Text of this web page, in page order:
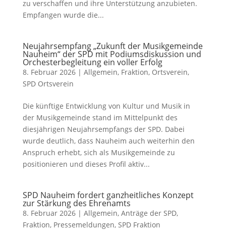
zu verschaffen und ihre Unterstützung anzubieten.
Empfangen wurde die...
Neujahrsempfang „Zukunft der Musikgemeinde
Nauheim“ der SPD mit Podiumsdiskussion und
Orchesterbegleitung ein voller Erfolg
8. Februar 2026| Allgemein, Fraktion, Ortsverein,
SPD Ortsverein
Die künftige Entwicklung von Kultur und Musik in
der Musikgemeinde stand im Mittelpunkt des
diesjährigen Neujahrsempfangs der SPD. Dabei
wurde deutlich, dass Nauheim auch weiterhin den
Anspruch erhebt, sich als Musikgemeinde zu
positionieren und dieses Profil aktiv...
SPD Nauheim fordert ganzheitliches Konzept
zur Stärkung des Ehrenamts
8. Februar 2026| Allgemein, Anträge der SPD,
Fraktion, Pressemeldungen, SPD Fraktion